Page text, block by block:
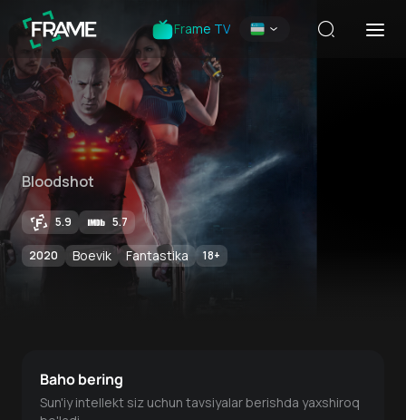
Frame TV
Bloodshot
5.9 5.7
2020 Boevik Fantastika 18+
Baho bering
Sun'iy intellekt siz uchun tavsiyalar berishda yaxshiroq